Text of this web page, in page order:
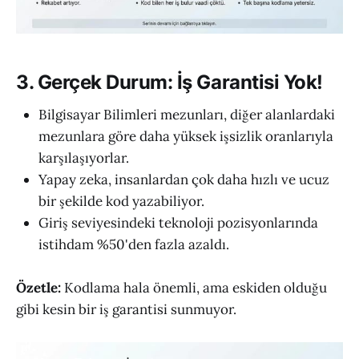
3. Gerçek Durum: İş Garantisi Yok!
Bilgisayar Bilimleri mezunları, diğer alanlardaki
mezunlara göre daha yüksek işsizlik oranlarıyla
karşılaşıyorlar.
Yapay zeka, insanlardan çok daha hızlı ve ucuz
bir şekilde kod yazabiliyor.
Giriş seviyesindeki teknoloji pozisyonlarında
istihdam %50'den fazla azaldı.
Özetle: Kodlama hala önemli, ama eskiden olduğu
gibi kesin bir iş garantisi sunmuyor.